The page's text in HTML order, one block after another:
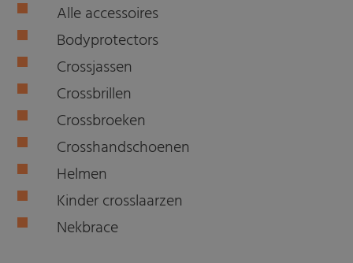
Alle accessoires
Bodyprotectors
Crossjassen
Crossbrillen
Crossbroeken
Crosshandschoenen
Helmen
Kinder crosslaarzen
Nekbrace